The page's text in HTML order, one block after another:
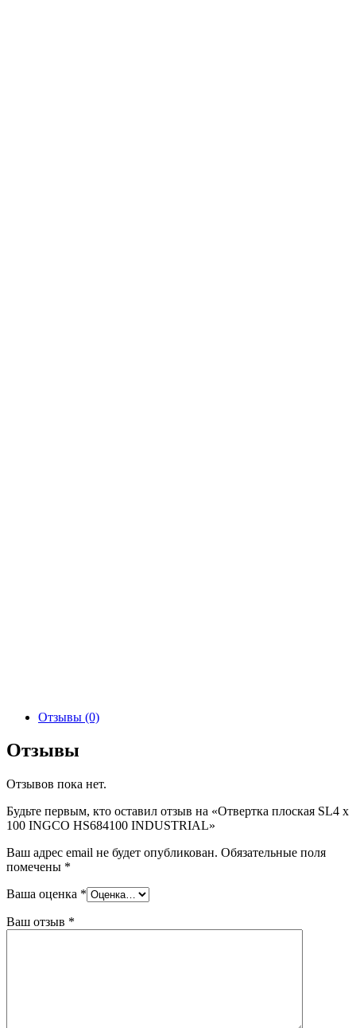
Отзывы (0)
Отзывы
Отзывов пока нет.
Будьте первым, кто оставил отзыв на «Отвертка плоская SL4 x
100 INGCO HS684100 INDUSTRIAL»
Ваш адрес email не будет опубликован. Обязательные поля
помечены *
Ваша оценка *
Ваш отзыв *